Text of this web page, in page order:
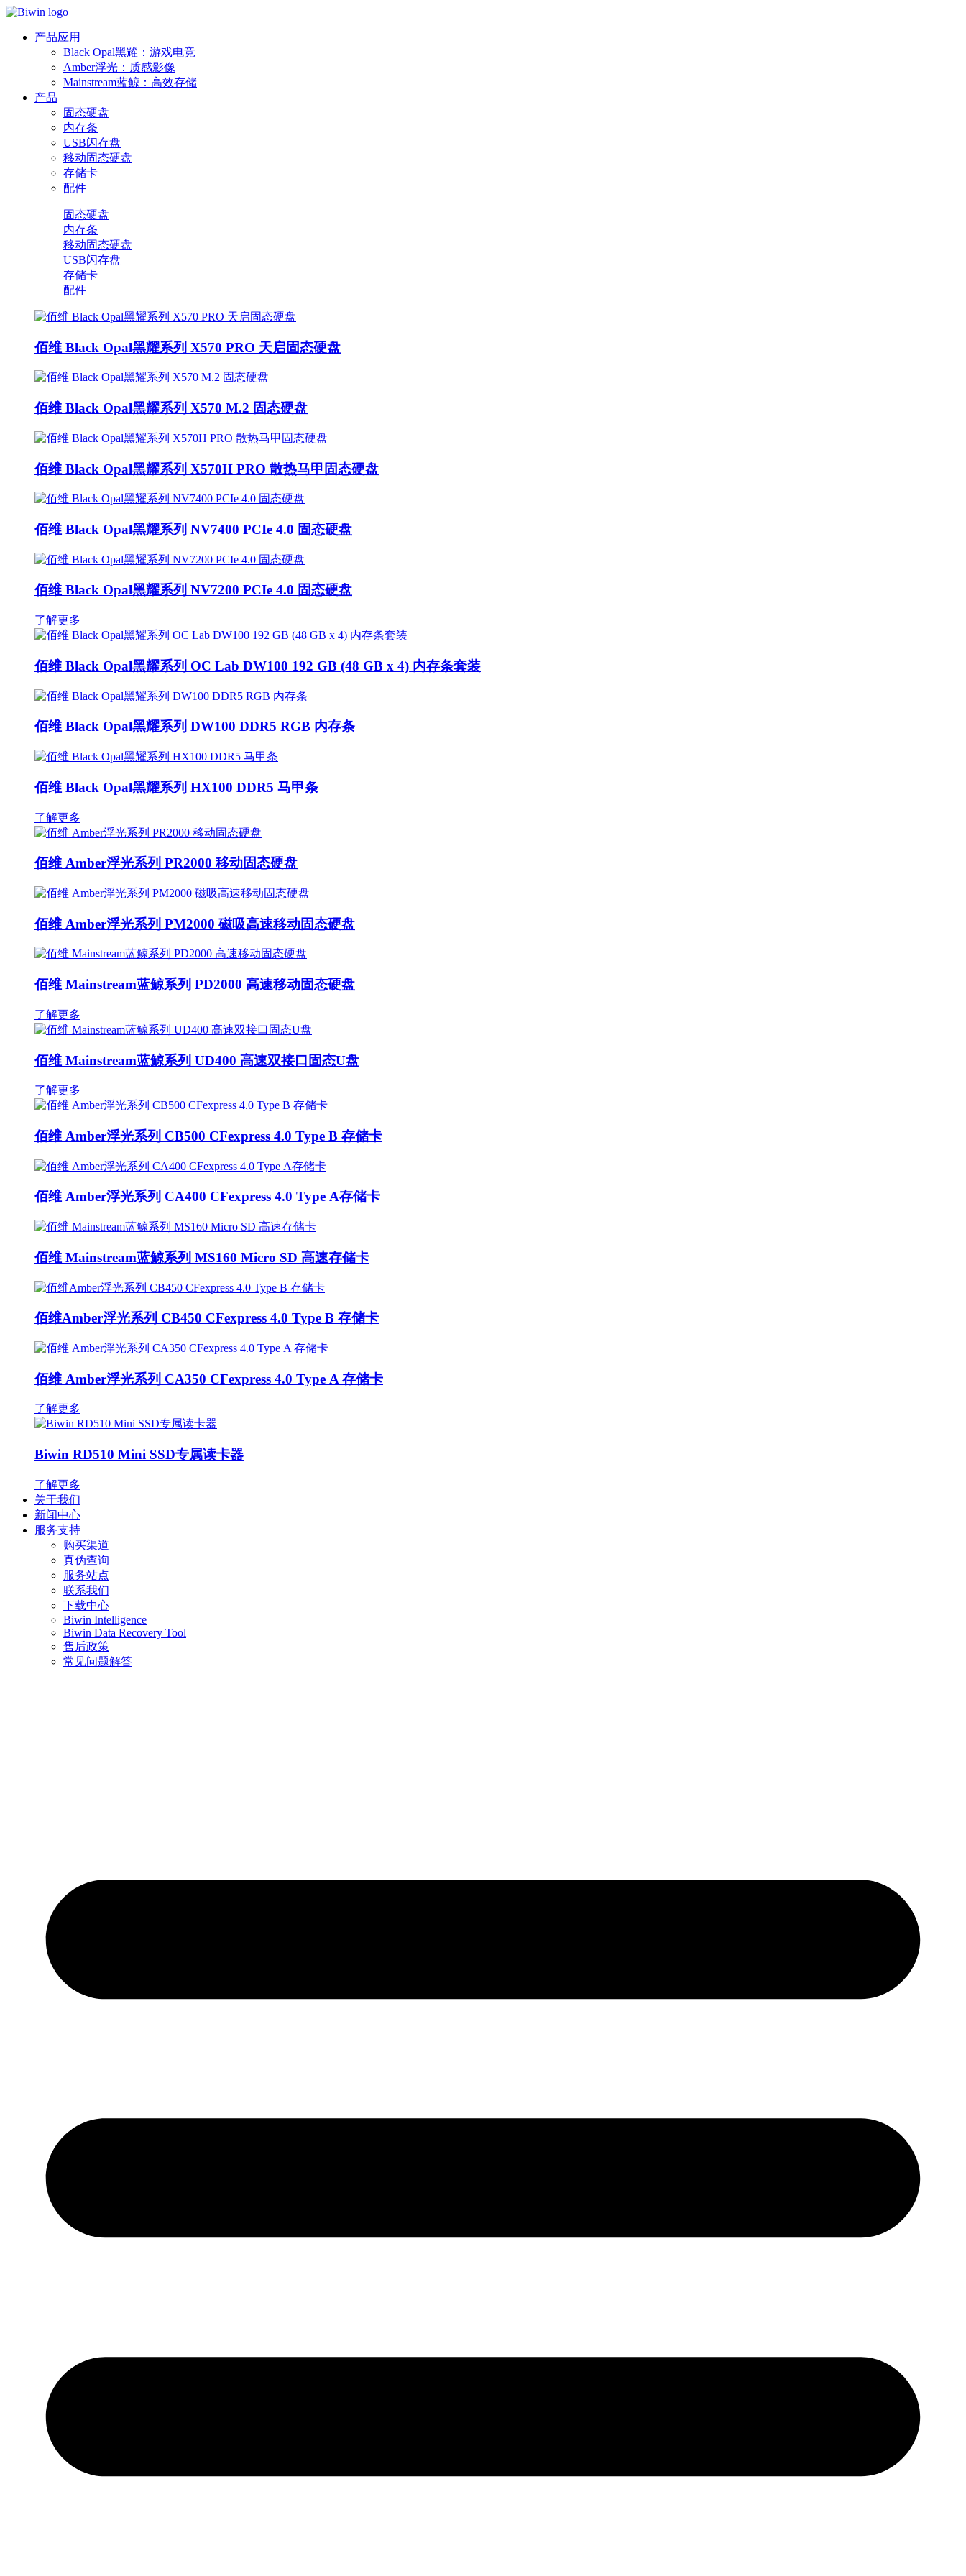
产品应用
Black Opal黑耀：游戏电竞
Amber浮光：质感影像
Mainstream蓝鲸：高效存储
产品
固态硬盘
内存条
USB闪存盘
移动固态硬盘
存储卡
配件
固态硬盘
内存条
移动固态硬盘
USB闪存盘
存储卡
配件
佰维 Black Opal黑耀系列 X570 PRO 天启固态硬盘
佰维 Black Opal黑耀系列 X570 M.2 固态硬盘
佰维 Black Opal黑耀系列 X570H PRO 散热马甲固态硬盘
佰维 Black Opal黑耀系列 NV7400 PCIe 4.0 固态硬盘
佰维 Black Opal黑耀系列 NV7200 PCIe 4.0 固态硬盘
了解更多
佰维 Black Opal黑耀系列 OC Lab DW100 192 GB (48 GB x 4) 内存条套装
佰维 Black Opal黑耀系列 DW100 DDR5 RGB 内存条
佰维 Black Opal黑耀系列 HX100 DDR5 马甲条
了解更多
佰维 Amber浮光系列 PR2000 移动固态硬盘
佰维 Amber浮光系列 PM2000 磁吸高速移动固态硬盘
佰维 Mainstream蓝鲸系列 PD2000 高速移动固态硬盘
了解更多
佰维 Mainstream蓝鲸系列 UD400 高速双接口固态U盘
了解更多
佰维 Amber浮光系列 CB500 CFexpress 4.0 Type B 存储卡
佰维 Amber浮光系列 CA400 CFexpress 4.0 Type A存储卡
佰维 Mainstream蓝鲸系列 MS160 Micro SD 高速存储卡
佰维Amber浮光系列 CB450 CFexpress 4.0 Type B 存储卡
佰维 Amber浮光系列 CA350 CFexpress 4.0 Type A 存储卡
了解更多
Biwin RD510 Mini SSD专属读卡器
了解更多
关于我们
新闻中心
服务支持
购买渠道
真伪查询
服务站点
联系我们
下载中心
Biwin Intelligence
Biwin Data Recovery Tool
售后政策
常见问题解答